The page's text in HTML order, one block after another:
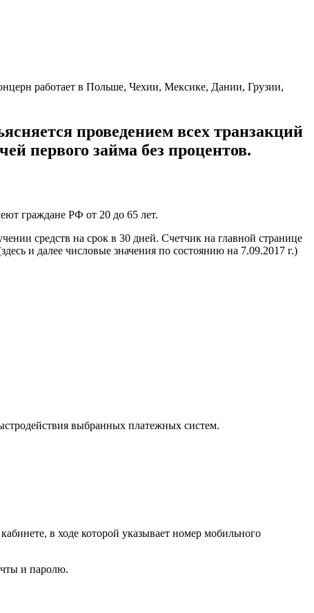
работает в Польше, Чехии, Мексике, Дании, Грузии,
проведением всех транзакций
первого займа без процентов.
граждане РФ от 20 до 65 лет.
средств на срок в 30 дней. Счетчик на главной странице
и далее числовые значения по состоянию на 7.09.2017 г.)
выбранных платежных систем.
в ходе которой указывает номер мобильного
и паролю.